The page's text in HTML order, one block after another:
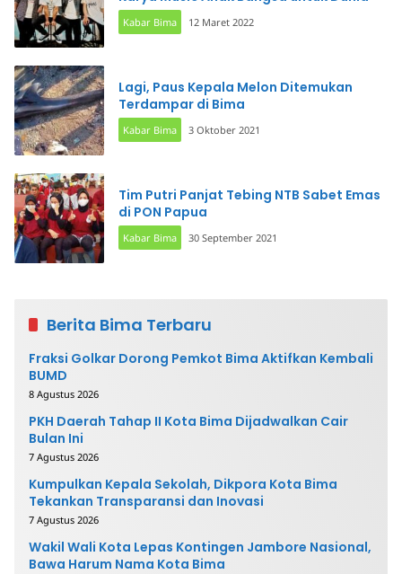
Kabar Bima 12 Maret 2022
Lagi, Paus Kepala Melon Ditemukan
Terdampar di Bima
Kabar Bima 3 Oktober 2021
Tim Putri Panjat Tebing NTB Sabet Emas
di PON Papua
Kabar Bima 30 September 2021
Berita Bima Terbaru
Fraksi Golkar Dorong Pemkot Bima Aktifkan Kembali
BUMD
8 Agustus 2026
PKH Daerah Tahap II Kota Bima Dijadwalkan Cair
Bulan Ini
7 Agustus 2026
Kumpulkan Kepala Sekolah, Dikpora Kota Bima
Tekankan Transparansi dan Inovasi
7 Agustus 2026
Wakil Wali Kota Lepas Kontingen Jambore Nasional,
Bawa Harum Nama Kota Bima